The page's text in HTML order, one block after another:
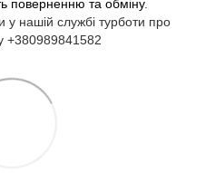
поверненню та обміну.
нашій службі турботи про
+380989841582